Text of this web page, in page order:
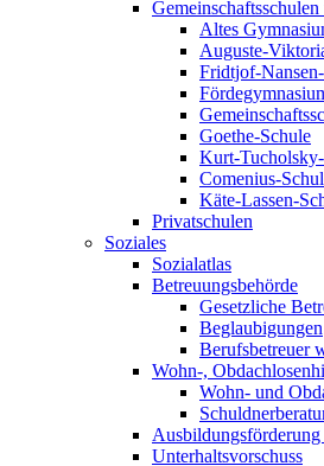
Altes
Auguste-
Fridtjof-
Goethe-Schule
Kurt-
Comenius-
Käte-Lassen-
Privatschulen
Soziales
Sozialatlas
Betreuungsbehörde
Gesetzliche
Beglaubigungen
Berufsbetreuer
Wohn-,
Wohn- und
Unterhaltsvorschuss